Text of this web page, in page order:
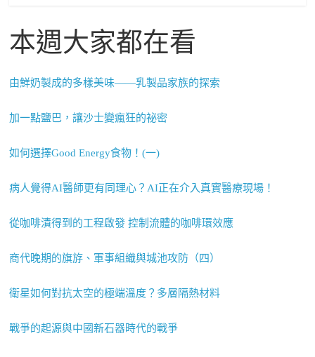
本週大家都在看
由鮮奶製成的多樣美味——乳製品家族的探索
加一點鹽巴，讓沙士變瘋狂的祕密
如何選擇Good Energy食物！(一)
病人覺得AI醫師更有同理心？AI正在介入真實醫療現場！
從咖啡漬得到的工程啟發 控制流體的咖啡環效應
商代晚期的旗斿、軍事組織與城池攻防（四）
衛星如何對抗太空的極端溫度？多層隔熱材料
戰爭的起源與中國新石器時代的戰爭